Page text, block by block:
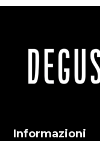
Informazioni